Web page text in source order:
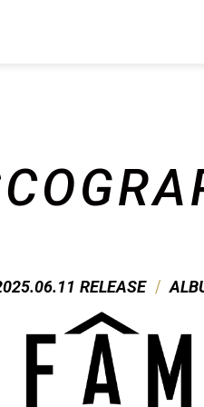
RELEASE /